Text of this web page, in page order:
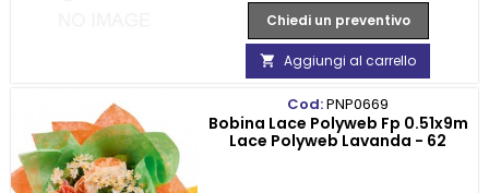
Chiedi un preventivo
 Aggiungi al carrello
Cod:PNP0669
Bobina Lace Polyweb Fp 0.51x9m
Lace Polyweb Lavanda - 62